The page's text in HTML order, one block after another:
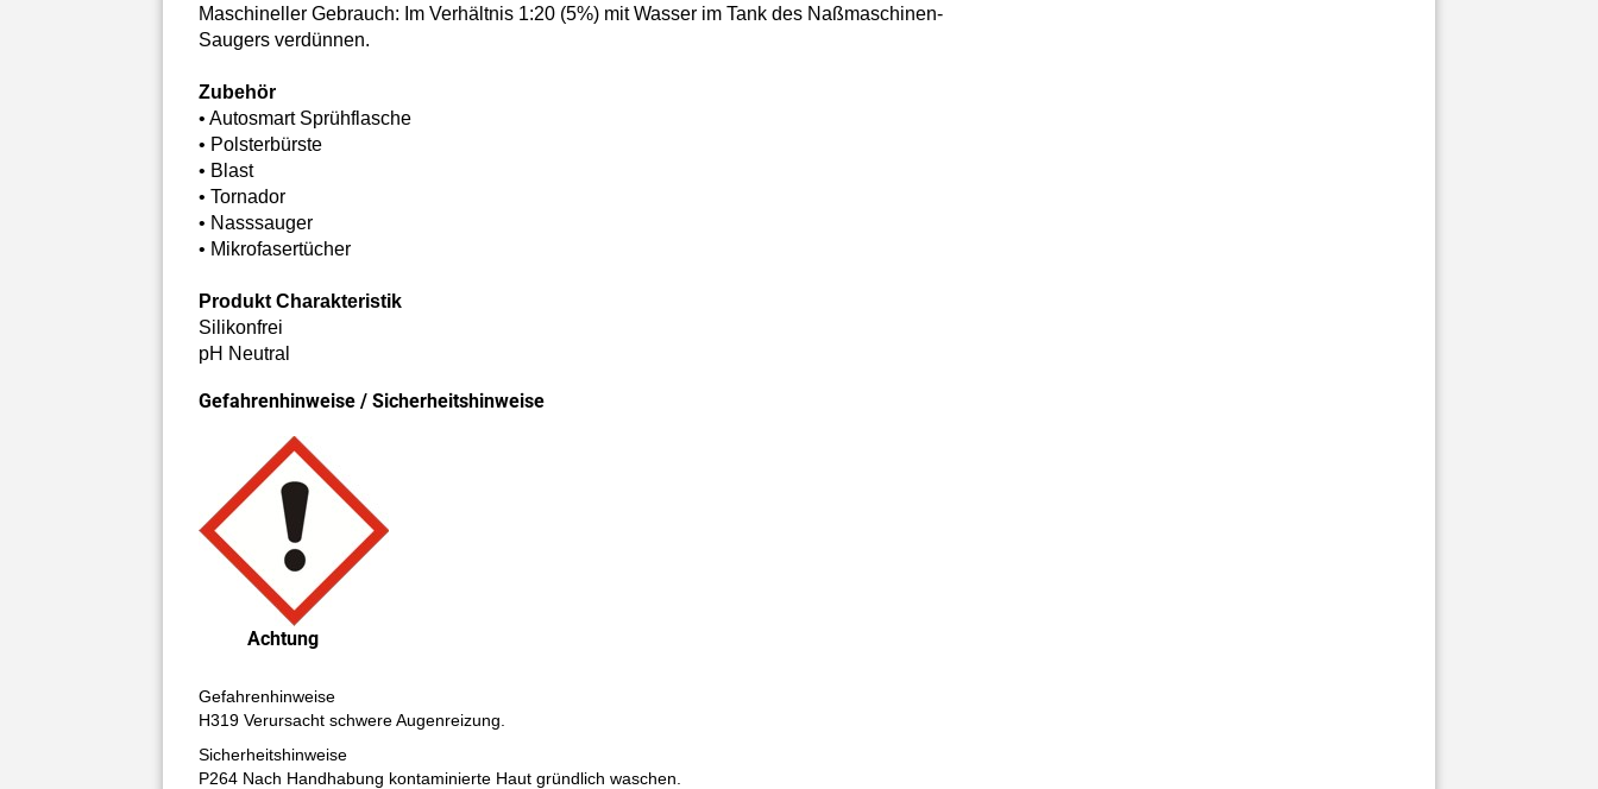
Maschineller Gebrauch: Im Verhältnis 1:20 (5%) mit Wasser im Tank des Naßmaschinen-
Saugers verdünnen.
Zubehör
• Autosmart Sprühflasche
• Polsterbürste
• Blast
• Tornador
• Nasssauger
• Mikrofasertücher
Produkt Charakteristik
Silikonfrei
pH Neutral
Gefahrenhinweise / Sicherheitshinweise
Achtung
Gefahrenhinweise
H319 Verursacht schwere Augenreizung.
Sicherheitshinweise
P264 Nach Handhabung kontaminierte Haut gründlich waschen.